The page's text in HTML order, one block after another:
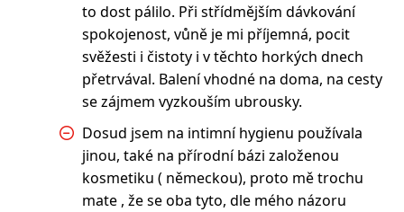
to dost pálilo. Při střídmějším dávkování
spokojenost, vůně je mi příjemná, pocit
svěžesti i čistoty i v těchto horkých dnech
přetrvával. Balení vhodné na doma, na cesty
se zájmem vyzkouším ubrousky.
Dosud jsem na intimní hygienu používala
jinou, také na přírodní bázi založenou
kosmetiku ( německou), proto mě trochu
mate , že se oba tyto, dle mého názoru